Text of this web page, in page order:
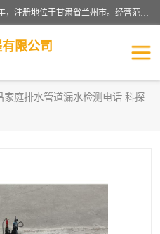
甘肃科探管道工程有限公司成立于2019年，注册地位于甘肃省兰州市。经营范围包括管道安装、清洗、疏通、维修、检测，防水工程，工程钻孔，化粪池清理，暖气安装，给排水管道安装维修，室内外管道如消防、供水、供热管道漏水检测定位，室内外防水堵漏等。
限公司
家庭排水管道漏水检测电话 科探
管道疏通